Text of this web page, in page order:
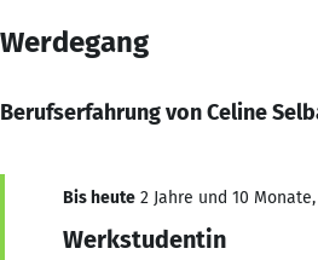
Werdegang
Berufserfahrung von Celine
Bis heute 2 Jahre und 10
Werkstudentin